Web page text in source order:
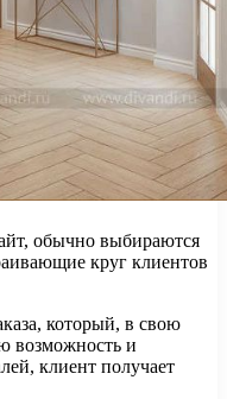
обычно выбираются
круг клиентов
который, в свою
возможность и
клиент получает